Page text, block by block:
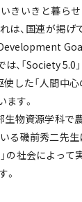
きいきと暮らせ
は、国連が掲げ
、「Society 5.0
した「人間中
ます。
生物資源学科で
る磯前秀二先
」の社会によっ
。